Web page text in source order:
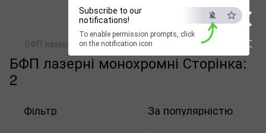
×
ESC
Subscribe to our
notifications!
To enable permission prompts, click
on the notification icon
БФП лазерні монохромні
БФП лазерні монохромні Сторінка:
2
Фільтр За популярністю